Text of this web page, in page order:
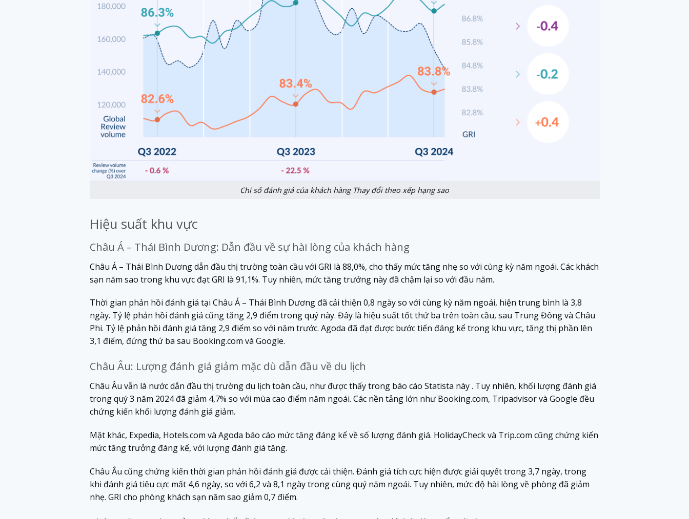
Chỉ số đánh giá của khách hàng Thay đổi theo xếp hạng sao
Hiệu suất khu vực
Châu Á – Thái Bình Dương: Dẫn đầu về sự hài lòng của khách hàng
Châu Á – Thái Bình Dương dẫn đầu thị trường toàn cầu với GRI là 88,0%, cho thấy mức tăng nhẹ so với cùng kỳ năm ngoái. Các khách
sạn năm sao trong khu vực đạt GRI là 91,1%. Tuy nhiên, mức tăng trưởng này đã chậm lại so với đầu năm.
Thời gian phản hồi đánh giá tại Châu Á – Thái Bình Dương đã cải thiện 0,8 ngày so với cùng kỳ năm ngoái, hiện trung bình là 3,8
ngày. Tỷ lệ phản hồi đánh giá cũng tăng 2,9 điểm trong quý này. Đây là hiệu suất tốt thứ ba trên toàn cầu, sau Trung Đông và Châu
Phi. Tỷ lệ phản hồi đánh giá tăng 2,9 điểm so với năm trước. Agoda đã đạt được bước tiến đáng kể trong khu vực, tăng thị phần lên
3,1 điểm, đứng thứ ba sau Booking.com và Google.
Châu Âu: Lượng đánh giá giảm mặc dù dẫn đầu về du lịch
Châu Âu vẫn là nước dẫn đầu thị trường du lịch toàn cầu, như được thấy trong báo cáo Statista này . Tuy nhiên, khối lượng đánh giá
trong quý 3 năm 2024 đã giảm 4,7% so với mùa cao điểm năm ngoái. Các nền tảng lớn như Booking.com, Tripadvisor và Google đều
chứng kiến ​​khối lượng đánh giá giảm.
Mặt khác, Expedia, Hotels.com và Agoda báo cáo mức tăng đáng kể về số lượng đánh giá. HolidayCheck và Trip.com cũng chứng kiến
​​mức tăng trưởng đáng kể, với lượng đánh giá tăng.
Châu Âu cũng chứng kiến ​​thời gian phản hồi đánh giá được cải thiện. Đánh giá tích cực hiện được giải quyết trong 3,7 ngày, trong
khi đánh giá tiêu cực mất 4,6 ngày, so với 6,2 và 8,1 ngày trong cùng quý năm ngoái. Tuy nhiên, mức độ hài lòng về phòng đã giảm
nhẹ. GRI cho phòng khách sạn năm sao giảm 0,7 điểm.